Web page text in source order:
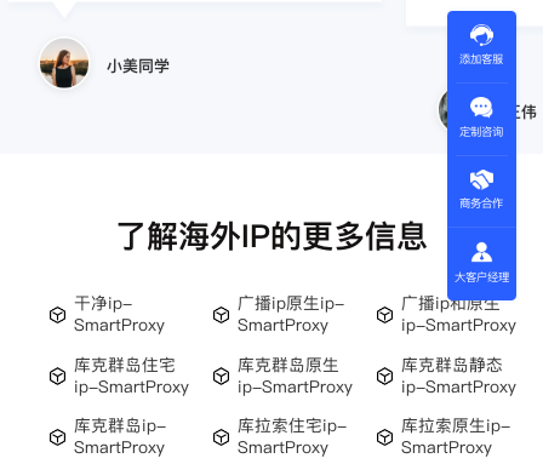
小美同学
王伟
了解海外IP的更多信息
干净ip-
SmartProxy
广播ip原生ip-
SmartProxy
广播ip和原生
ip-SmartProxy
库克群岛住宅
ip-SmartProxy
库克群岛原生
ip-SmartProxy
库克群岛静态
ip-SmartProxy
库克群岛ip-
SmartProxy
库拉索住宅ip-
SmartProxy
库拉索原生ip-
SmartProxy
添加客服
定制咨询
商务合作
大客户经理